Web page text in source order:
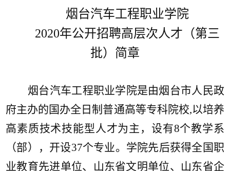
烟台汽车工程职业学院
2020年公开招聘高层次人才 （第三
批） 简章
烟台汽车工程职业学院是由烟台市人民政
府主办的国办全日制普通高等专科院校,以培养
高素质技术技能型人才为主，设有8个教学系
（部），开设37个专业。学院先后获得全国职
业教育先进单位、山东省文明单位、山东省企